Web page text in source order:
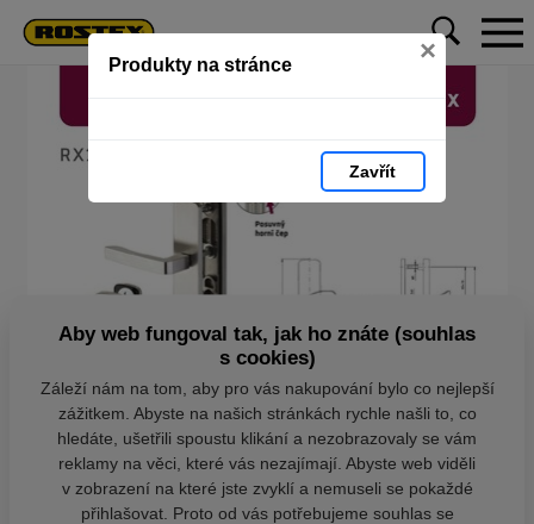
Produkty na stránce ×
Zavřít
Aby web fungoval tak, jak ho znáte (souhlas
s cookies)
Záleží nám na tom, aby pro vás nakupování bylo co nejlepší
zážitkem. Abyste na našich stránkách rychle našli to, co
hledáte, ušetřili spoustu klikání a nezobrazovaly se vám
reklamy na věci, které vás nezajímají. Abyste web viděli
v zobrazení na které jste zvyklí a nemuseli se pokaždé
přihlašovat. Proto od vás potřebujeme souhlas se